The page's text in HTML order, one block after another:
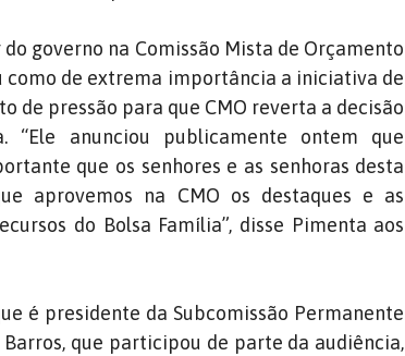
governo na Comissão Mista de Orçamento
como de extrema importância a iniciativa de
de pressão para que CMO reverta a decisão
anunciou publicamente ontem que
que os senhores e as senhoras desta
aprovemos na CMO os destaques e as
do Bolsa Família”, disse Pimenta aos
é presidente da Subcomissão Permanente
que participou de parte da audiência,